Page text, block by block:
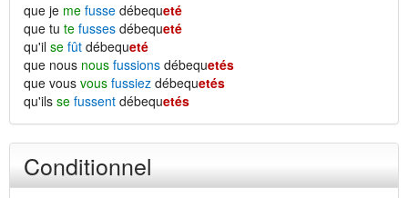
que je me fusse débequeté
que tu te fusses débequeté
qu'il se fût débequeté
que nous nous fussions débequetés
que vous vous fussiez débequetés
qu'ils se fussent débequetés
Conditionnel